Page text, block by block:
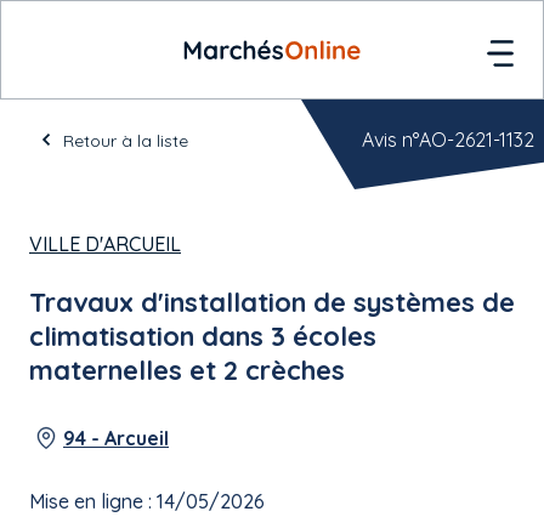
Retour à la liste
VILLE D'ARCUEIL
Travaux d'installation de systèmes de
climatisation dans 3 écoles
maternelles et 2 crèches
94 - Arcueil
Mise en ligne : 14/05/2026
Avis n°AO-2621-1132